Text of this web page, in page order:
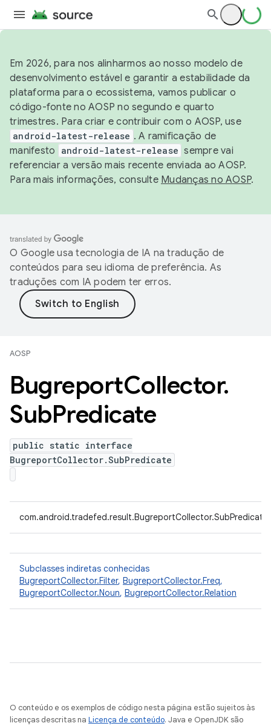
Em 2026, para nos alinharmos ao nosso modelo de
desenvolvimento estável e garantir a estabilidade da
plataforma para o ecossistema, vamos publicar o
código-fonte no AOSP no segundo e quarto
trimestres. Para criar e contribuir com o AOSP, use
android-latest-release . A ramificação de
manifesto
android-latest-release sempre vai
referenciar a versão mais recente enviada ao AOSP.
Para mais informações, consulte Mudanças no AOSP.
O Google usa tecnologia de IA na tradução de
conteúdos para seu idioma de preferência. As
traduções com IA podem ter erros.
AOSP
BugreportCollector.
SubPredicate
public static interface
BugreportCollector.SubPredicate
com.android.tradefed.result.BugreportCollector.SubPredicate
Subclasses indiretas conhecidas
BugreportCollector.Filter, BugreportCollector.Freq,
BugreportCollector.Noun, BugreportCollector.Relation
O conteúdo e os exemplos de código nesta página estão sujeitos às
licenças descritas na Licença de conteúdo. Java e OpenJDK são